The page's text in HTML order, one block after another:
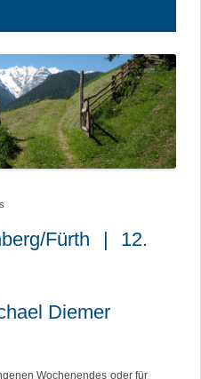
Fürth | 12.
Diemer
Wochenendes oder für